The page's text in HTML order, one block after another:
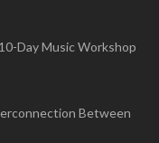
Day Music Workshop
Between